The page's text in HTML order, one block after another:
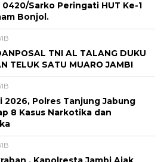
Sarko Peringati HUT Ke-1
Bonjol.
TNI AL TALANG DUKU
TELUK SATU MUARO JAMBI
2026, Polres Tanjung Jabung
8 Kasus Narkotika dan